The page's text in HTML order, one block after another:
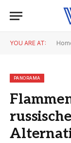
YOU ARE AT:
PANORAMA